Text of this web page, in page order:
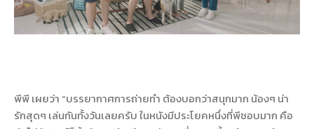
พีพี เผยว่า “บรรยากาศการถ่ายทำ ต้องบอกว่าสนุกมาก น้องๆ น่า
รักสุดๆ เล่นกันทั้งวันเลยครับ ในหนังมีประโยคหนึ่งที่พีชอบมาก คือ